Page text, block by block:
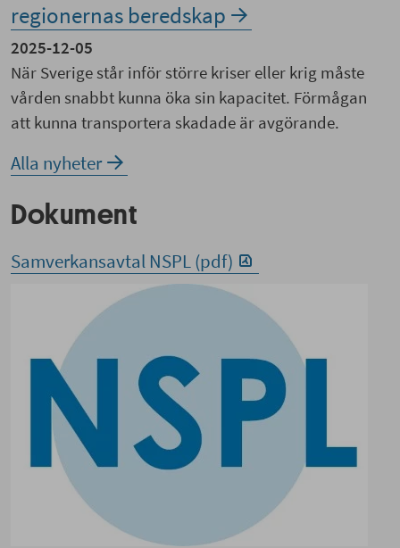
regionernas beredskap
2025-12-05
När Sverige står inför större kriser eller krig måste
vården snabbt kunna öka sin kapacitet. Förmågan
att kunna transportera skadade är avgörande.
Alla nyheter
Dokument
Samverkansavtal NSPL (pdf)